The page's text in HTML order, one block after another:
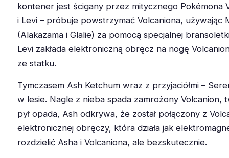
kontener jest ścigany przez mitycznego Pokémona
i Levi – próbuje powstrzymać Volcaniona, używając
(Alakazama i Glalie) za pomocą specjalnej
Levi zakłada elektroniczną obręcz na nogę
ze statku.
Tymczasem Ash Ketchum wraz z przyjaciółmi –
w lesie. Nagle z nieba spada zamrożony Volcanion,
pył opada, Ash odkrywa, że został połączony z
elektronicznej obręczy, która działa jak
rozdzielić Asha i Volcaniona, ale bezskutecznie.